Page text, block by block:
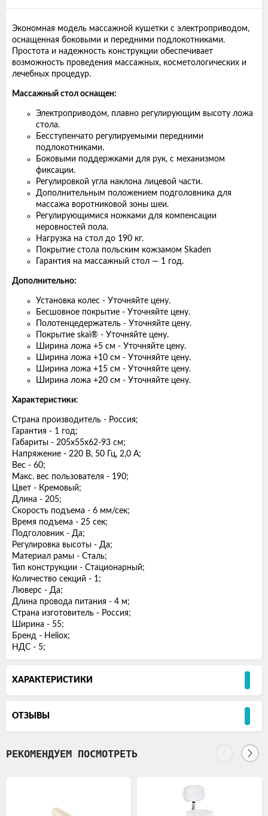
Экономная модель массажной кушетки с электроприводом,
оснащенная боковыми и передними подлокотниками.
Простота и надежность конструкции обеспечивает
возможность проведения массажных, косметологических и
лечебных процедур.
Массажный стол оснащен:
Электроприводом, плавно регулирующим высоту ложа
стола.
Бесступенчато регулируемыми передними
подлокотниками.
Боковыми поддержками для рук, с механизмом
фиксации.
Регулировкой угла наклона лицевой части.
Дополнительным положением подголовника для
массажа воротниковой зоны шеи.
Регулирующимися ножками для компенсации
неровностей пола.
Нагрузка на стол до 190 кг.
Покрытие стола польским кожзамом Skaden
Гарантия на массажный стол — 1 год.
Дополнительно:
Установка колес - Уточняйте цену.
Бесшовное покрытие - Уточняйте цену.
Полотенцедержатель - Уточняйте цену.
Покрытие skai® - Уточняйте цену.
Ширина ложа +5 см - Уточняйте цену.
Ширина ложа +10 см - Уточняйте цену.
Ширина ложа +15 см - Уточняйте цену.
Ширина ложа +20 см - Уточняйте цену.
Характеристики:
Страна производитель - Россия;
Гарантия - 1 год;
Габариты - 205х55х62-93 см;
Напряжение - 220 В, 50 Гц, 2,0 А;
Вес - 60;
Макс. вес пользователя - 190;
Цвет - Кремовый;
Длина - 205;
Скорость подъема - 6 мм/сек;
Время подъема - 25 сек;
Подголовник - Да;
Регулировка высоты - Да;
Материал рамы - Сталь;
Тип конструкции - Стационарный;
Количество секций - 1;
Люверс - Да;
Длина провода питания - 4 м;
Страна изготовитель - Россия;
Ширина - 55;
Бренд - Heliox;
НДС - 5;
ХАРАКТЕРИСТИКИ
ОТЗЫВЫ
РЕКОМЕНДУЕМ ПОСМОТРЕТЬ